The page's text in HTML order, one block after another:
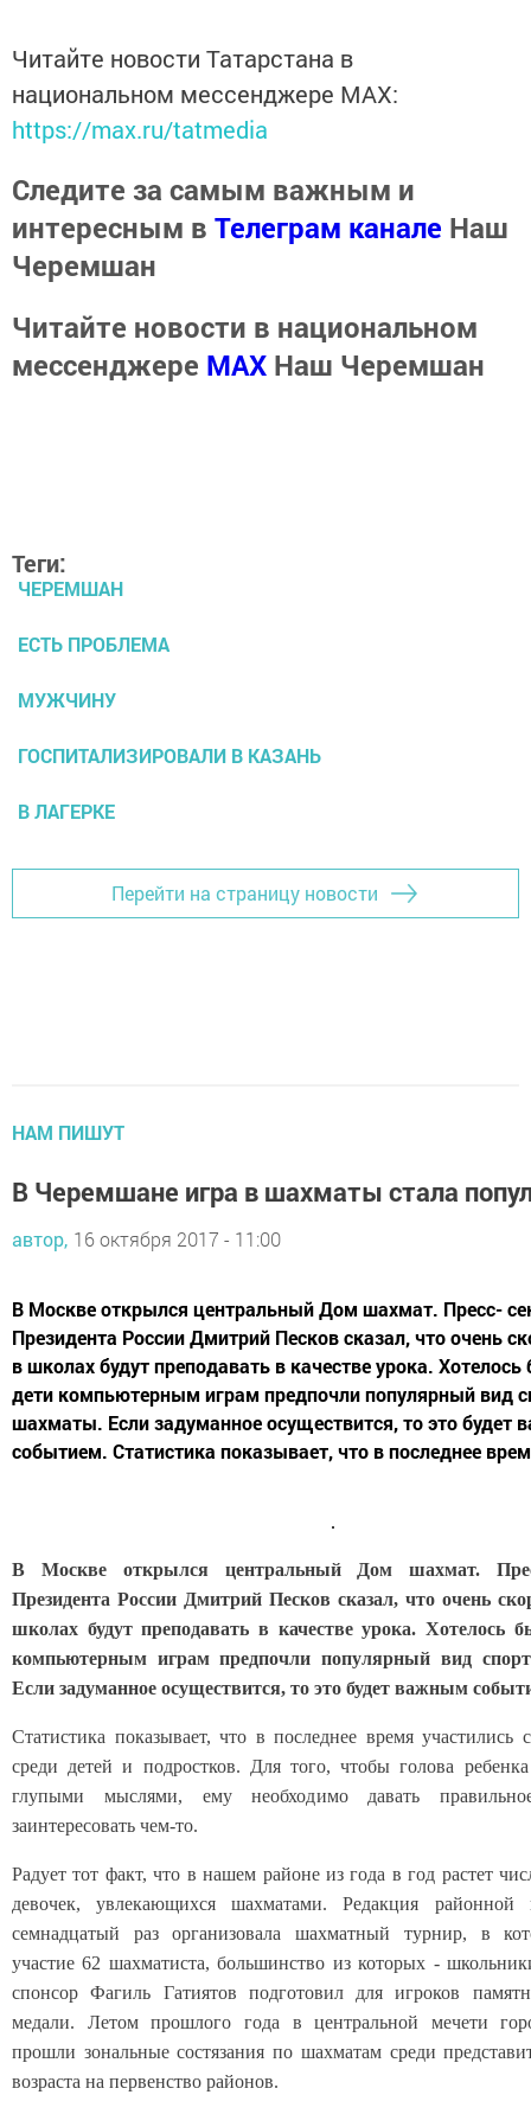
Читайте новости Татарстана в
национальном мессенджере MАХ:
https://max.ru/tatmedia
Следите за самым важным и
интересным в Телеграм канале Наш
Черемшан
Читайте новости в национальном
мессенджере MАХ Наш Черемшан
Теги:
ЧЕРЕМШАН
ЕСТЬ ПРОБЛЕМА
МУЖЧИНУ
ГОСПИТАЛИЗИРОВАЛИ В КАЗАНЬ
В ЛАГЕРКЕ
Перейти на страницу новости
НАМ ПИШУТ
В Черемшане игра в шахматы стала
автор, 16 октября 2017 - 11:00
В Москве открылся центральный Дом шахмат. Пресс-
Президента России Дмитрий Песков сказал, что очень
в школах будут преподавать в качестве урока.
дети компьютерным играм предпочли популярный вид
шахматы. Если задуманное осуществится, то это будет
событием. Статистика показывает, что в последнее
В Москве открылся центральный Дом шахмат.
Президента России Дмитрий Песков сказал, что очень
школах будут преподавать в качестве урока. Хотелось
компьютерным играм предпочли популярный вид
Если задуманное осуществится, то это будет важным
Статистика показывает, что в последнее время участились
среди детей и подростков. Для того, чтобы голова ребенка
глупыми мыслями, ему необходимо давать
заинтересовать чем-то.
Радует тот факт, что в нашем районе из года в год растет
девочек, увлекающихся шахматами. Редакция
семнадцатый раз организовала шахматный турнир, в
участие 62 шахматиста, большинство из которых -
спонсор Фагиль Гатиятов подготовил для игроков
медали. Летом прошлого года в центральной мечети
прошли зональные состязания по шахматам среди
возраста на первенство районов.